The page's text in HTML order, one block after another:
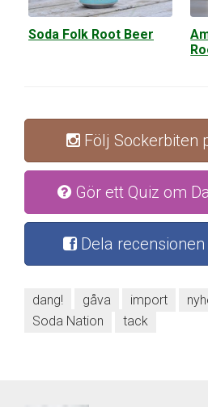
Soda Folk Root Beer
Följ Sockerbiten
Gör ett Quiz om
Dela recensionen
dang! gåva import
Soda Nation
tack